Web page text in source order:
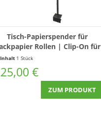
Tisch-Papierspender für
Rollen | Clip-On für
jeden Tisch
Inhalt 1 Stück
€
ZUM PRODUKT